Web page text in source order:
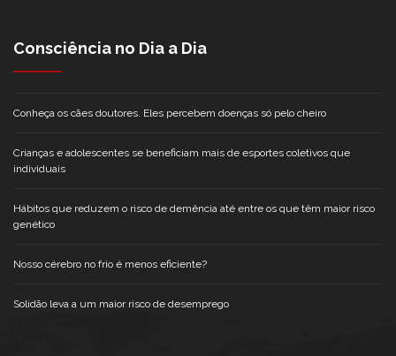
Consciência no Dia a Dia
Conheça os cães doutores. Eles percebem doenças só pelo cheiro
Crianças e adolescentes se beneficiam mais de esportes coletivos que
individuais
Hábitos que reduzem o risco de demência até entre os que têm maior risco
genético
Nosso cérebro no frio é menos eficiente?
Solidão leva a um maior risco de desemprego